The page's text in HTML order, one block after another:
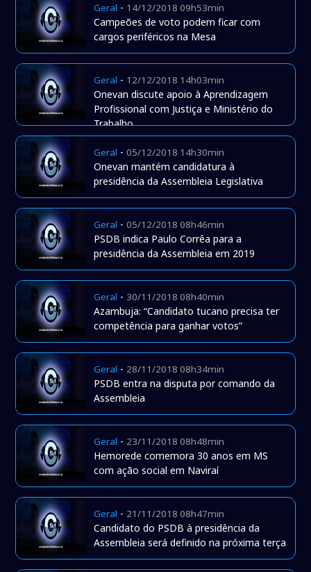
Geral - 14/12/2018 09h53min
Campeões de voto podem ficar com
cargos periféricos na Mesa
Geral - 12/12/2018 14h03min
Onevan discute apoio à Aprendizagem
Profissional com Justiça e Ministério do
Trabalho
Geral -05/12/2018 14h30min
Onevan mantém candidatura à
presidência da Assembleia Legislativa
Geral -05/12/2018 08h46min
PSDB indica Paulo Corrêa para a
presidência da Assembleia em 2019
Geral - 30/11/2018 08h40min
Azambuja: “Candidato tucano precisa ter
competência para ganhar votos”
Geral - 28/11/2018 08h34min
PSDB entra na disputa por comando da
Assembleia
Geral - 23/11/2018 08h48min
Hemorede comemora 30 anos em MS
com ação social em Naviraí
Geral - 21/11/2018 08h47min
Candidato do PSDB à presidência da
Assembleia será definido na próxima terça